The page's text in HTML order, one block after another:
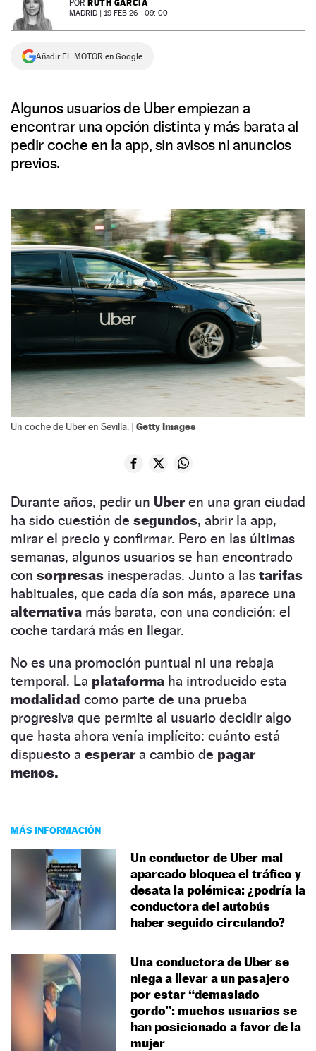
NEWSLETTER
SÍGUENOS
POR RUTH GARCÍA
MADRID | 19 FEB 26 - 09: 00
Añadir EL MOTOR en Google
Algunos usuarios de Uber empiezan a
encontrar una opción distinta y más barata al
pedir coche en la app, sin avisos ni anuncios
previos.
Un coche de Uber en Sevilla. | Getty Images
Durante años, pedir un Uberen una gran ciudad
ha sido cuestión de segundos, abrir la app,
mirar el precio y confirmar. Pero en las últimas
semanas, algunos usuarios se han encontrado
con sorpresas inesperadas. Junto a las tarifas
habituales, que cada día son más, aparece una
alternativa más barata, con una condición: el
coche tardará más en llegar.
No es una promoción puntual ni una rebaja
temporal. La plataforma ha introducido esta
modalidad como parte de una prueba
progresiva que permite al usuario decidir algo
que hasta ahora venía implícito: cuánto está
dispuesto a esperara cambio de pagar
menos.
MÁS INFORMACIÓN
Un conductor de Uber mal
aparcado bloquea el tráfico y
desata la polémica: ¿podría la
conductora del autobús
haber seguido circulando?
Una conductora de Uber se
niega a llevar a un pasajero
por estar “demasiado
gordo”: muchos usuarios se
han posicionado a favor de la
mujer